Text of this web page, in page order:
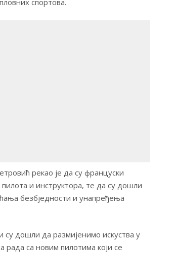
спортова.
рекао је да су француски
и инструктора, те да су дошли
безбједности и унапређења
дошли да размијенимо искуства у
са новим пилотима који се